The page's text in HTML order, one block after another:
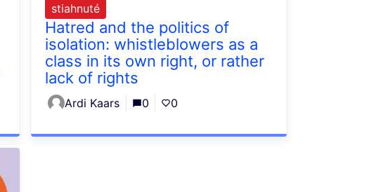
Hatred and the politics of
isolation: whistleblowers as a
class in its own right, or rather
lack of rights
stiahnuté
Ardi Kaars 0 0